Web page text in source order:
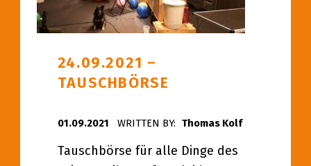
24.09.2021 –
TAUSCHBÖRSE
01.09.2021 WRITTEN BY: Thomas Kolf
Tauschbörse für alle Dinge des